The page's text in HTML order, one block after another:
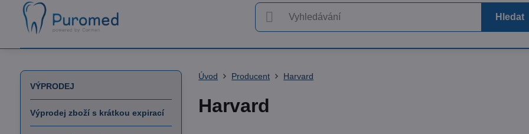
Hledat
Úvod Producent Harvard
Harvard
VÝPRODEJ
Výprodej zboží s krátkou expirací